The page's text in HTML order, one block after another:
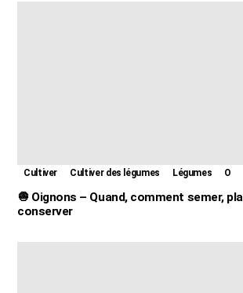
Cultiver Cultiver des légumes Légumes O
🧅 Oignons – Quand, comment semer,
conserver